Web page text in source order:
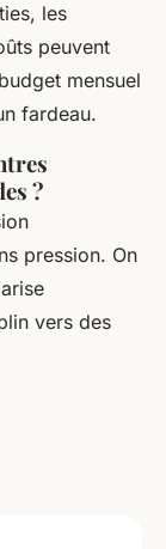
les
peuvent
mensuel
fardeau.
?
pression. On
vers des